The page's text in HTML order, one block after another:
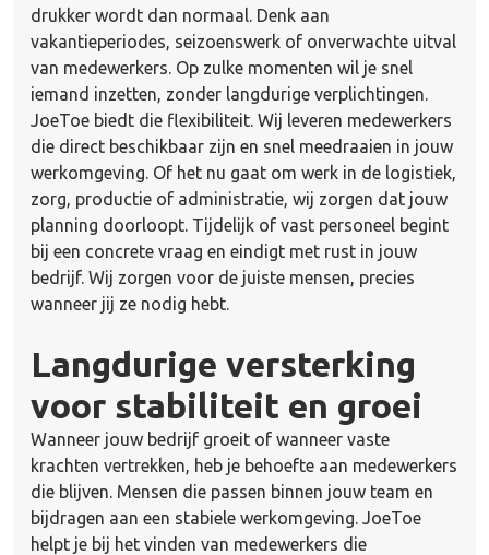
drukker wordt dan normaal. Denk aan
vakantieperiodes, seizoenswerk of onverwachte uitval
van medewerkers. Op zulke momenten wil je snel
iemand inzetten, zonder langdurige verplichtingen.
JoeToe biedt die flexibiliteit. Wij leveren medewerkers
die direct beschikbaar zijn en snel meedraaien in jouw
werkomgeving. Of het nu gaat om werk in de logistiek,
zorg, productie of administratie, wij zorgen dat jouw
planning doorloopt. Tijdelijk of vast personeel begint
bij een concrete vraag en eindigt met rust in jouw
bedrijf. Wij zorgen voor de juiste mensen, precies
wanneer jij ze nodig hebt.
Langdurige versterking
voor stabiliteit en groei
Wanneer jouw bedrijf groeit of wanneer vaste
krachten vertrekken, heb je behoefte aan medewerkers
die blijven. Mensen die passen binnen jouw team en
bijdragen aan een stabiele werkomgeving. JoeToe
helpt je bij het vinden van medewerkers die